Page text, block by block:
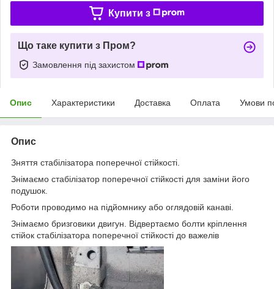
Купити з
Що таке купити з Пром?
Замовлення під захистом
Опис Характеристики Доставка Оплата Умови
Опис
Зняття стабілізатора поперечної стійкості.
Знімаємо стабілізатор поперечної стійкості для заміни його
подушок.
Роботи проводимо на підйомнику або оглядовій канаві.
Знімаємо бризговики двигун. Відвертаємо болти кріплення
стійок стабілізатора поперечної стійкості до важелів